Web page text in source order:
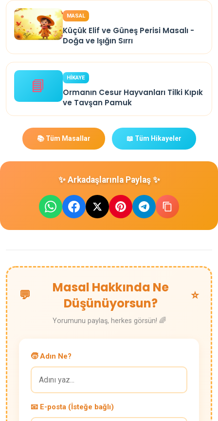
MASAL
Küçük Elif ve Güneş Perisi Masalı -
Doğa ve Işığın Sırrı
📘 HİKAYE
Ormanın Cesur Hayvanları Tilki Kıpık
ve Tavşan Pamuk
📚 Tüm Masallar 📖 Tüm Hikayeler
✨ Arkadaşlarınla Paylaş ✨
💬
Masal Hakkında Ne
Düşünüyorsun?
⭐
Yorumunu paylaş, herkes görsün! 🌈
🧒 Adın Ne?
📧 E-posta (İsteğe bağlı)